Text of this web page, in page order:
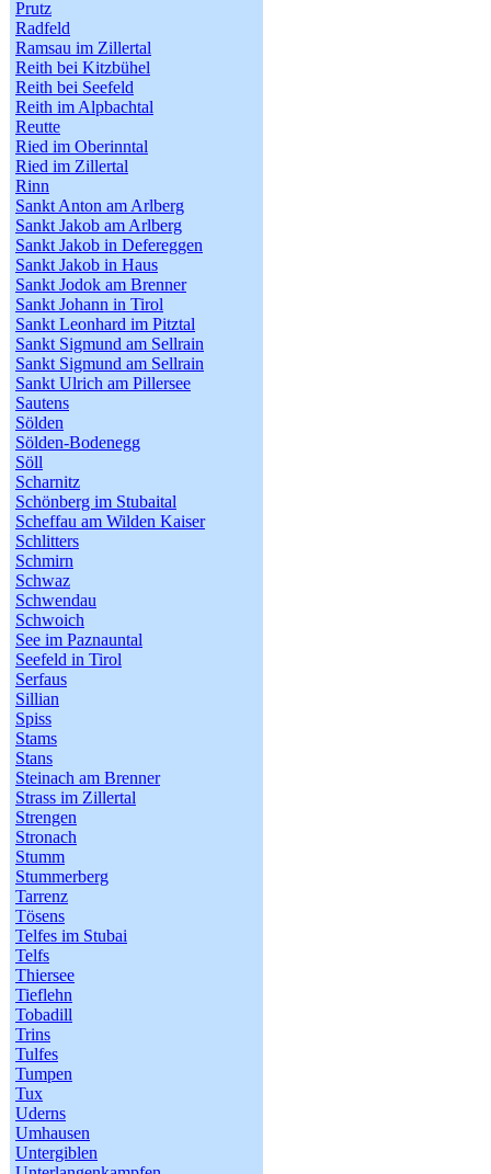
Prutz
Radfeld
Ramsau im Zillertal
Reith bei Kitzbühel
Reith bei Seefeld
Reith im Alpbachtal
Reutte
Ried im Oberinntal
Ried im Zillertal
Rinn
Sankt Anton am Arlberg
Sankt Jakob am Arlberg
Sankt Jakob in Defereggen
Sankt Jakob in Haus
Sankt Jodok am Brenner
Sankt Johann in Tirol
Sankt Leonhard im Pitztal
Sankt Sigmund am Sellrain
Sankt Sigmund am Sellrain
Sankt Ulrich am Pillersee
Sautens
Sölden
Sölden-Bodenegg
Söll
Scharnitz
Schönberg im Stubaital
Scheffau am Wilden Kaiser
Schlitters
Schmirn
Schwaz
Schwendau
Schwoich
See im Paznauntal
Seefeld in Tirol
Serfaus
Sillian
Spiss
Stams
Stans
Steinach am Brenner
Strass im Zillertal
Strengen
Stronach
Stumm
Stummerberg
Tarrenz
Tösens
Telfes im Stubai
Telfs
Thiersee
Tieflehn
Tobadill
Trins
Tulfes
Tumpen
Tux
Uderns
Umhausen
Untergiblen